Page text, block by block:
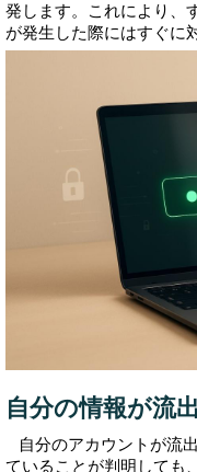
発します。これにより、
が発生した際にはすぐに
自分の情報が流
自分のアカウントが流
ていることが判明しても